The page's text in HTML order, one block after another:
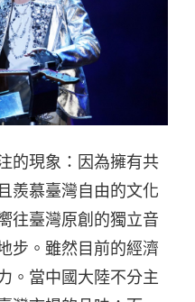
的現象：因為擁有共
羨慕臺灣自由的文化
往臺灣原創的獨立音
步。雖然目前的經濟
。當中國大陸不分主